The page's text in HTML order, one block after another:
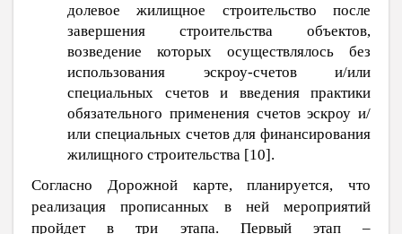
долевое жилищное строительство после
завершения строительства объектов,
возведение которых осуществлялось без
использования эскроу-счетов и/или
специальных счетов и введения практики
обязательного применения счетов эскроу и/
или специальных счетов для финансирования
жилищного строительства [10].
Согласно Дорожной карте, планируется, что
реализация прописанных в ней мероприятий
пройдет в три этапа. Первый этап ‒